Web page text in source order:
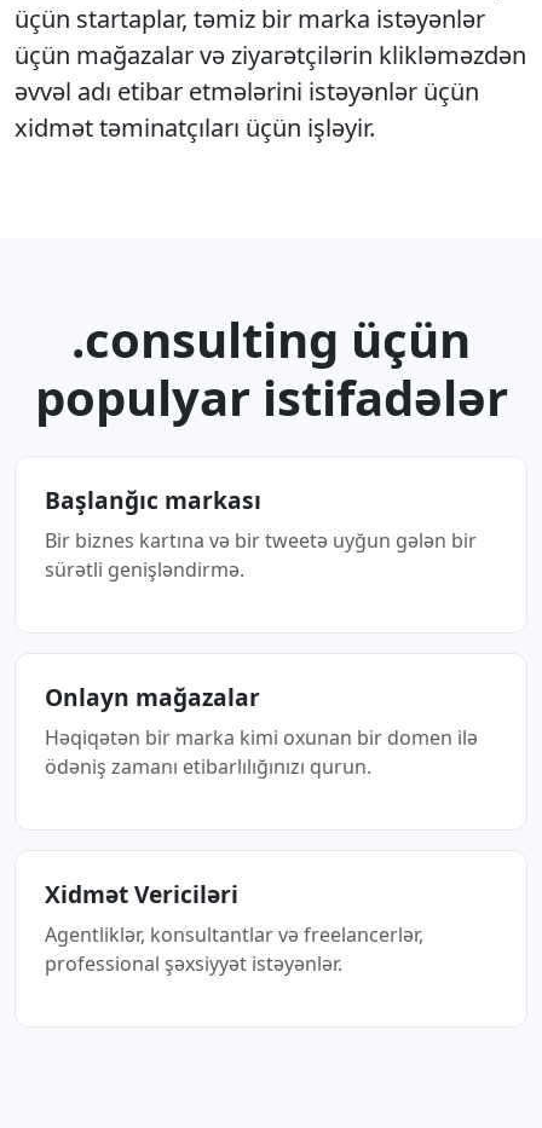
üçün startaplar, təmiz bir marka istəyənlər
üçün mağazalar və ziyarətçilərin klikləməzdən
əvvəl adı etibar etmələrini istəyənlər üçün
xidmət təminatçıları üçün işləyir.
.consulting üçün
populyar istifadələr
Başlanğıc markası
Bir biznes kartına və bir tweetə uyğun gələn bir
sürətli genişləndirmə.
Onlayn mağazalar
Həqiqətən bir marka kimi oxunan bir domen ilə
ödəniş zamanı etibarlılığınızı qurun.
Xidmət Vericiləri
Agentliklər, konsultantlar və freelancerlər,
professional şəxsiyyət istəyənlər.